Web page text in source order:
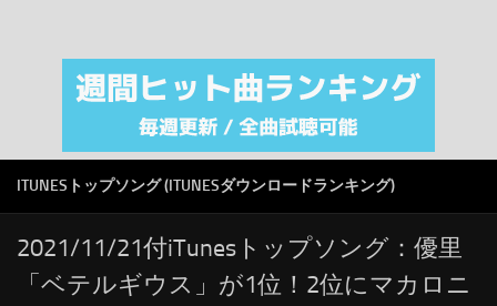
注目カテゴリ
オリジナルiTunes週間トップソング
RSS
LINKS
ITUNESトップソング (ITUNESダウンロードランキング)
2021/11/21付iTunesトップソング：優里
「ベテルギウス」が1位！2位にマカロニ